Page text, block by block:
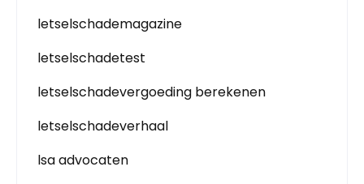
letselschademagazine
letselschadetest
letselschadevergoeding berekenen
letselschadeverhaal
lsa advocaten